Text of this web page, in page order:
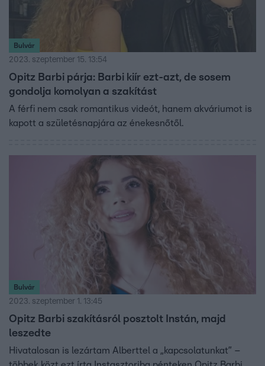
Bulvár
2023. szeptember 15. 13:54
Opitz Barbi párja: Barbi kiír ezt-azt, de sosem
gondolja komolyan a szakítást
A férfi nem csak romantikus videót, hanem akváriumot is
kapott a születésnapjára az énekesnőtől.
Bulvár
2023. szeptember 1. 13:45
Opitz Barbi szakításról posztolt Instán, majd
leszedte
Hivatalosan is lezártam Alberttel a „kapcsolatunkat” –